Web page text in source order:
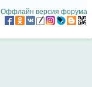
Оффлайн версия форума